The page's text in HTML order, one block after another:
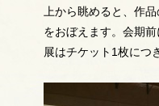
上から眺めると、作
をおぼえます。会期
展はチケット1枚につ